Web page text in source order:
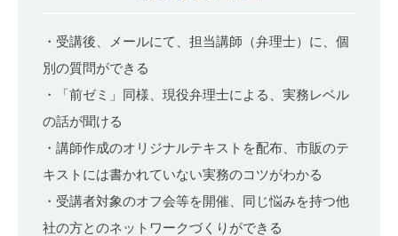
・受講後、メールにて、担当講師（弁理士）に、個
別の質問ができる
・「前ゼミ」同様、現役弁理士による、実務レベル
の話が聞ける
・講師作成のオリジナルテキストを配布、市販のテ
キストには書かれていない実務のコツがわかる
・受講者対象のオフ会等を開催、同じ悩みを持つ他
社の方とのネットワークづくりができる